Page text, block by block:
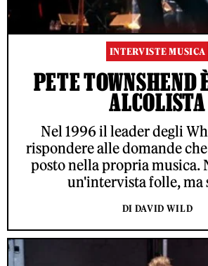
INTERVISTE MUSICA
PETE TOWNSHEND
ALCOLISTA
Nel 1996 il leader degli
rispondere alle domande che
posto nella propria musica.
un'intervista folle, ma
DI DAVID WILD